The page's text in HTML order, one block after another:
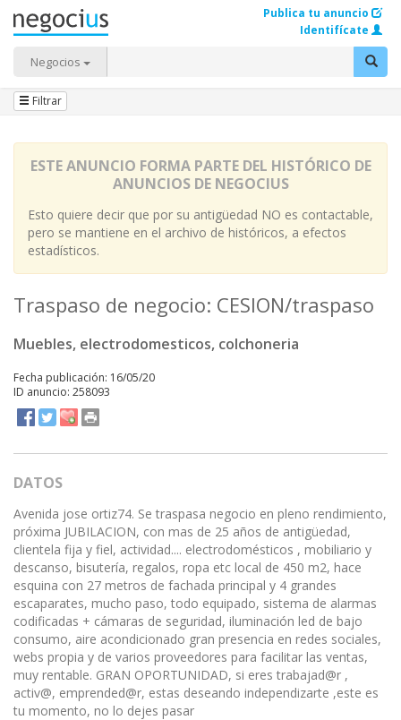
Negocios
Publica tu anuncio
Identifícate
Filtrar
ESTE ANUNCIO FORMA PARTE DEL HISTÓRICO DE
ANUNCIOS DE NEGOCIUS
Esto quiere decir que por su antigüedad NO es contactable,
pero se mantiene en el archivo de históricos, a efectos
estadísticos.
Traspaso de negocio: CESION/traspaso
Muebles, electrodomesticos, colchoneria
Fecha publicación: 16/05/20
ID anuncio: 258093
DATOS
Avenida jose ortiz74. Se traspasa negocio en pleno rendimiento,
próxima JUBILACION, con mas de 25 años de antigüedad,
clientela fija y fiel, actividad.... electrodomésticos , mobiliario y
descanso, bisutería, regalos, ropa etc local de 450 m2, hace
esquina con 27 metros de fachada principal y 4 grandes
escaparates, mucho paso, todo equipado, sistema de alarmas
codificadas + cámaras de seguridad, iluminación led de bajo
consumo, aire acondicionado gran presencia en redes sociales,
webs propia y de varios proveedores para facilitar las ventas,
muy rentable. GRAN OPORTUNIDAD, si eres trabajad@r ,
activ@, emprended@r, estas deseando independizarte ,este es
tu momento, no lo dejes pasar